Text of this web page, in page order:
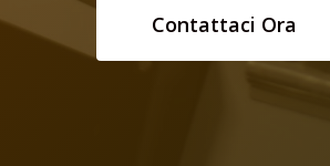
Contattaci Ora